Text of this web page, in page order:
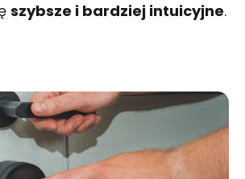
szybsze i bardziej intuicyjne.